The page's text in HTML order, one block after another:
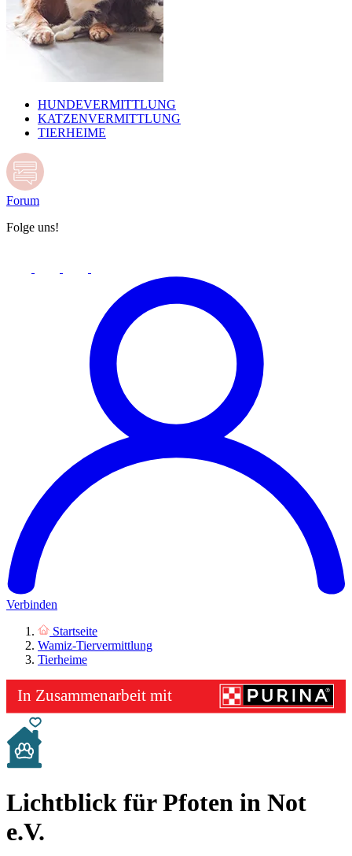
HUNDEVERMITTLUNG
KATZENVERMITTLUNG
TIERHEIME
Forum
Folge uns!
Verbinden
Startseite
Wamiz-Tiervermittlung
Tierheime
Lichtblick für Pfoten in Not
e.V.